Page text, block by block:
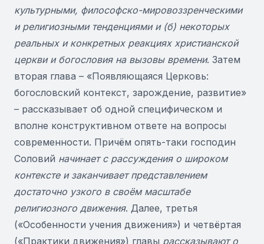
культурными, философско-мировоззренческими
и религиозными тенденциями и (б) некоторых
реальных и конкретных реакциях христианской
церкви и богословия на вызовы времени. Затем
вторая глава – «Появляющаяся Церковь:
богословский контекст, зарождение, развитие»
– рассказывает об одной специфическом и
вполне конструктивном ответе на вопросы
современности. Причём опять-таки господин
Соловий начинает с рассуждения о широком
контексте и заканчивает представлением
достаточно узкого в своём масштабе
религиозного движения. Далее, третья
(«Особенности учения движения») и четвёртая
(«Практики движения») главы рассказывают о